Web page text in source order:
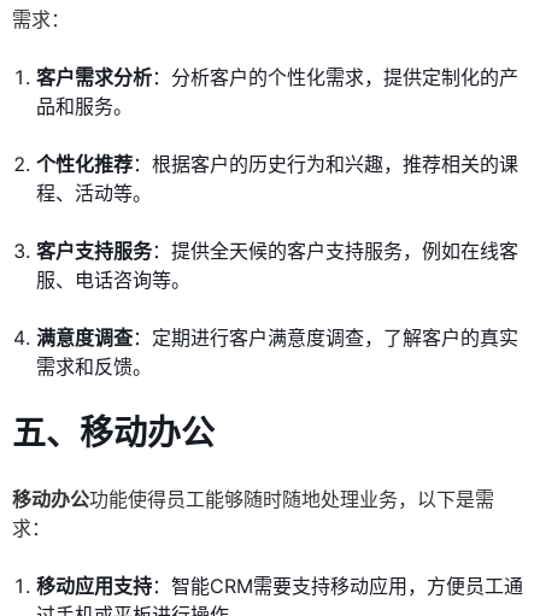
需求：
客户需求分析：分析客户的个性化需求，提供定制化的产
品和服务。
个性化推荐：根据客户的历史行为和兴趣，推荐相关的课
程、活动等。
客户支持服务：提供全天候的客户支持服务，例如在线客
服、电话咨询等。
满意度调查：定期进行客户满意度调查，了解客户的真实
需求和反馈。
五、移动办公
移动办公功能使得员工能够随时随地处理业务，以下是需
求：
移动应用支持：智能CRM需要支持移动应用，方便员工通